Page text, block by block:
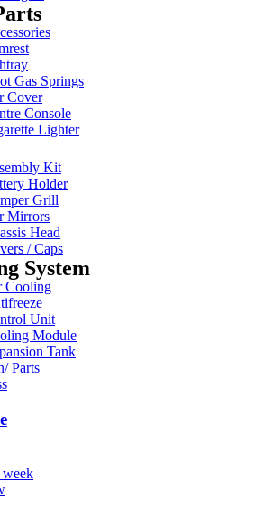
Gas Springs
Cover
Console
Lighter
Kit
Holder
Grill
Mirrors
Head
/ Caps
System
Cooling
Unit
Module
Tank
Parts